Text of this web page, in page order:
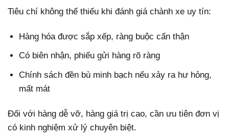
Tiêu chí không thể thiếu khi đánh giá chành xe uy tín:
Hàng hóa được sắp xếp, ràng buộc cẩn thận
Có biên nhận, phiếu gửi hàng rõ ràng
Chính sách đền bù minh bạch nếu xảy ra hư hỏng,
mất mát
Đối với hàng dễ vỡ, hàng giá trị cao, cần ưu tiên đơn vị
có kinh nghiệm xử lý chuyên biệt.